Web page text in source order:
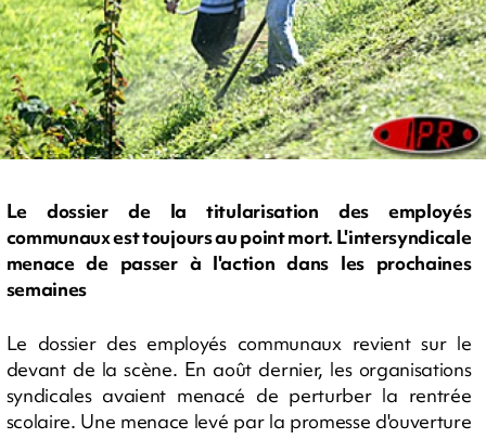
Le dossier de la titularisation des employés
communaux est toujours au point mort. L'intersyndicale
menace de passer à l'action dans les prochaines
semaines
Le dossier des employés communaux revient sur le
devant de la scène. En août dernier, les organisations
syndicales avaient menacé de perturber la rentrée
scolaire. Une menace levé par la promesse d'ouverture